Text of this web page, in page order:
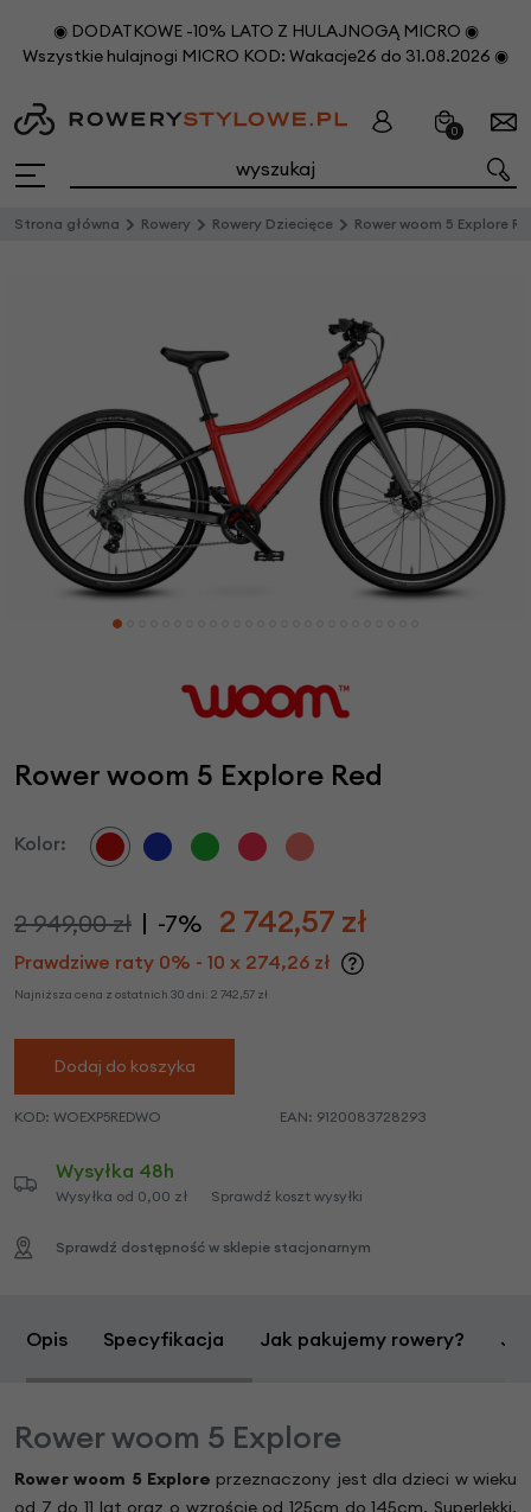
◉ DODATKOWE -10% LATO Z HULAJNOGĄ MICRO ◉
Wszystkie hulajnogi MICRO KOD: Wakacje26 do 31.08.2026 ◉
0
Strona główna Rowery Rowery Dziecięce Rower woom 5 Explore Red
Rower woom 5 Explore Red
Kolor:
2 949,00 zł -7% 2 742,57 zł
Prawdziwe raty 0% - 10 x 274,26 zł
Najniższa cena z ostatnich 30 dni: 2 742,57 zł
Dodaj do koszyka
KOD: WOEXP5REDWO EAN: 9120083728293
Wysyłka 48h
Wysyłka od 0,00 zł Sprawdź koszt wysyłki
Sprawdź dostępność w sklepie stacjonarnym
Opis Specyfikacja Jak pakujemy rowery?
Rower woom 5 Explore
Rower woom 5 Explore przeznaczony jest dla dzieci w wieku
od 7 do 11 lat oraz o wzroście od 125cm do 145cm. Superlekki,